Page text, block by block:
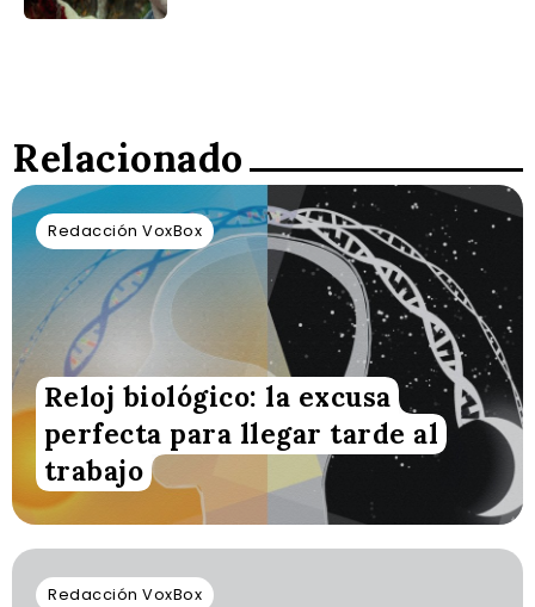
Relacionado
Redacción VoxBox
Reloj biológico: la excusa
perfecta para llegar tarde al
trabajo
Redacción VoxBox